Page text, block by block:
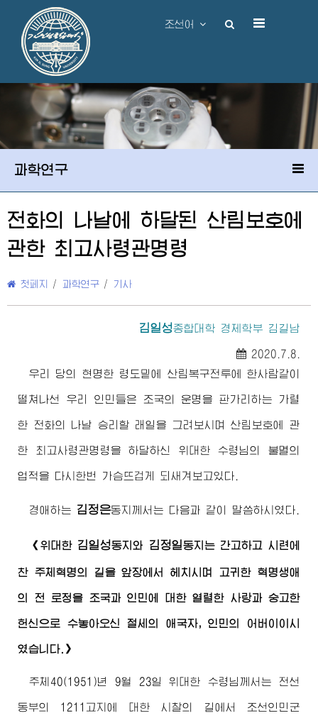
조선어
과학연구
전화의 나날에 하달된 산림보호에
관한 최고사령관명령
첫페지 / 과학연구 / 기사
김일성종합대학 경제학부 김길남
2020.7.8.
우리 당의 현명한 령도밑에 산림복구전투에 한사람같이
떨쳐나선 우리 인민들은 조국의 운명을 판가리하는 가렬
한 전화의 나날 승리할 래일을 그려보시며 산림보호에 관
한 최고사령관명령을 하달하신 위대한 수령님의 불멸의
업적을 다시한번 가슴뜨겁게 되새겨보고있다.
경애하는 김정은동지 께서는 다음과 같이 말씀하시였다.
《 위대한 김일성동지 와 김정일동지 는 간고하고 시련에
찬 주체혁명의 길을 앞장에서 헤치시며 고귀한 혁명생애
의 전 로정을 조국과 인민에 대한 열렬한 사랑과 숭고한
헌신으로 수놓아오신 절세의 애국자, 인민의 어버이 이시
였습니다.》
주체40(1951)년 9월 23일위대한 수령님께서는 전선
동부의 1211고지에 대한 시찰의 길에서 조선인민군